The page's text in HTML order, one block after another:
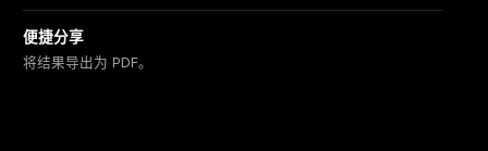
便捷分享
将结果导出为 PDF。